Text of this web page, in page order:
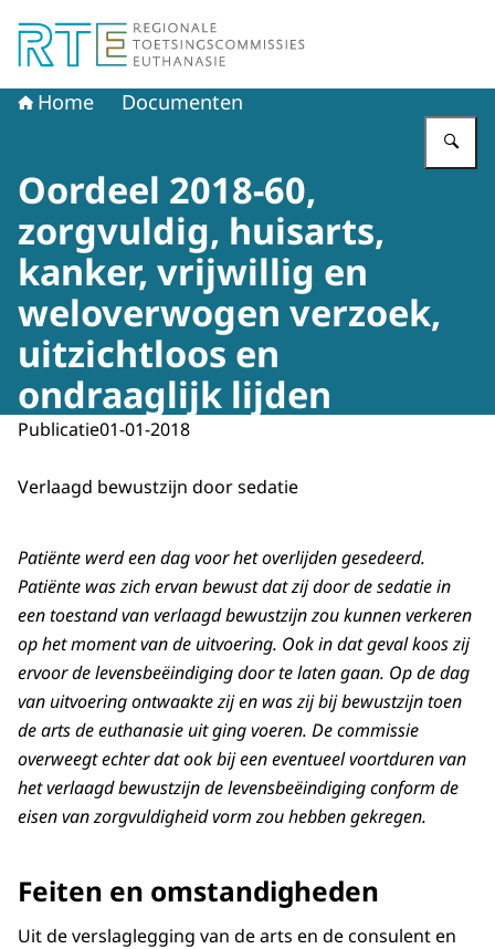
Home Documenten
Oordeel 2018-60,
zorgvuldig, huisarts,
kanker, vrijwillig en
weloverwogen verzoek,
uitzichtloos en
ondraaglijk lijden
Publicatie01-01-2018
Verlaagd bewustzijn door sedatie
Patiënte werd een dag voor het overlijden gesedeerd.
Patiënte was zich ervan bewust dat zij door de sedatie in
een toestand van verlaagd bewustzijn zou kunnen verkeren
op het moment van de uitvoering. Ook in dat geval koos zij
ervoor de levensbeëindiging door te laten gaan. Op de dag
van uitvoering ontwaakte zij en was zij bij bewustzijn toen
de arts de euthanasie uit ging voeren. De commissie
overweegt echter dat ook bij een eventueel voortduren van
het verlaagd bewustzijn de levensbeëindiging conform de
eisen van zorgvuldigheid vorm zou hebben gekregen.
Feiten en omstandigheden
Uit de verslaglegging van de arts en de consulent en